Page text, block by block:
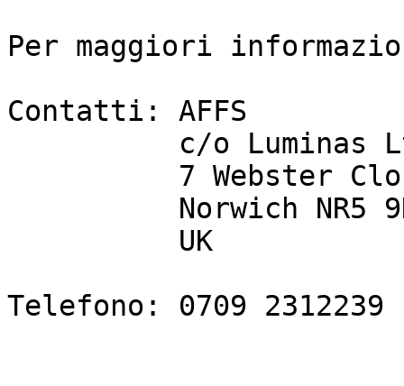
Per maggiori
Contatti: AFFS
Telefono: 0709 2312239